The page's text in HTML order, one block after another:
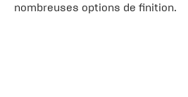
nombreuses options de finition.